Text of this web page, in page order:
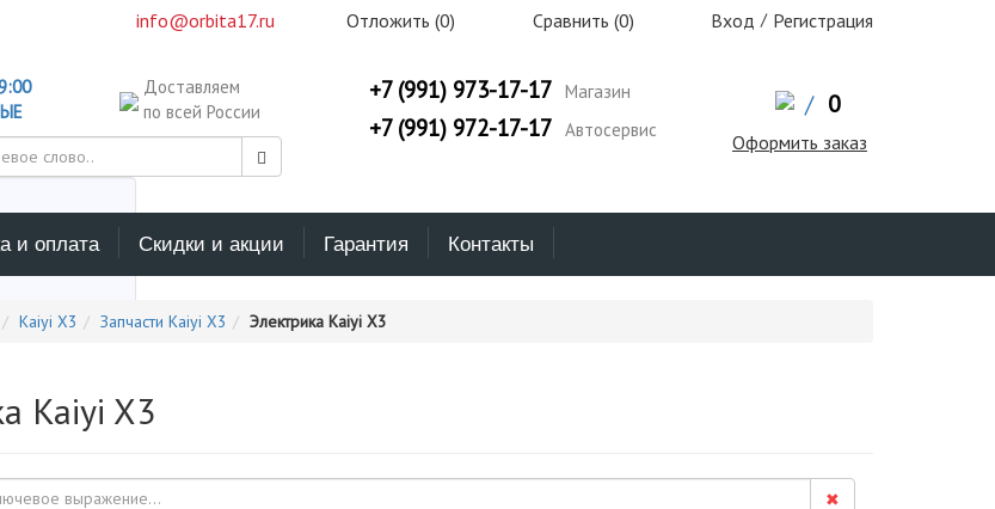
info@orbita17.ru Отложить (0) Сравнить (0) Вход / Регистрация
Доставляем
по всей России
поиска
+7 (991) 973-17-17 Магазин
+7 (991) 972-17-17 Автосервис
/ 0
Оформить заказ
и оплата Скидки и акции Гарантия Контакты
Kaiyi X3 Запчасти Kaiyi X3 Электрика Kaiyi X3
Kaiyi X3